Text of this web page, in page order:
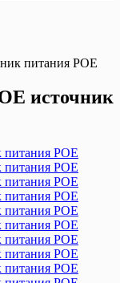
питания POE
источник